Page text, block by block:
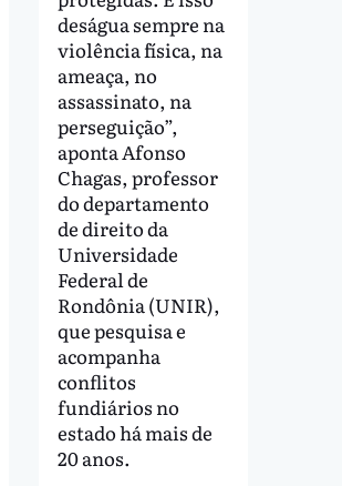
deságua sempre na
violência física, na
ameaça, no
assassinato, na
perseguição”,
aponta Afonso
Chagas, professor
do departamento
de direito da
Universidade
Federal de
Rondônia (UNIR),
que pesquisa e
acompanha
conflitos
fundiários no
estado há mais de
20 anos.